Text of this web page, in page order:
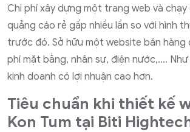
Chi phí xây dựng một trang web và chạy
quảng cáo rẻ gấp nhiều lần so với hình
trước đó. Sở hữu một website bán hàng
phí mặt bằng, nhân sự, điện nước,….
kinh doanh có lợi nhuận cao hơn.
Tiêu chuẩn khi thiết kế
Kon Tum tại Biti